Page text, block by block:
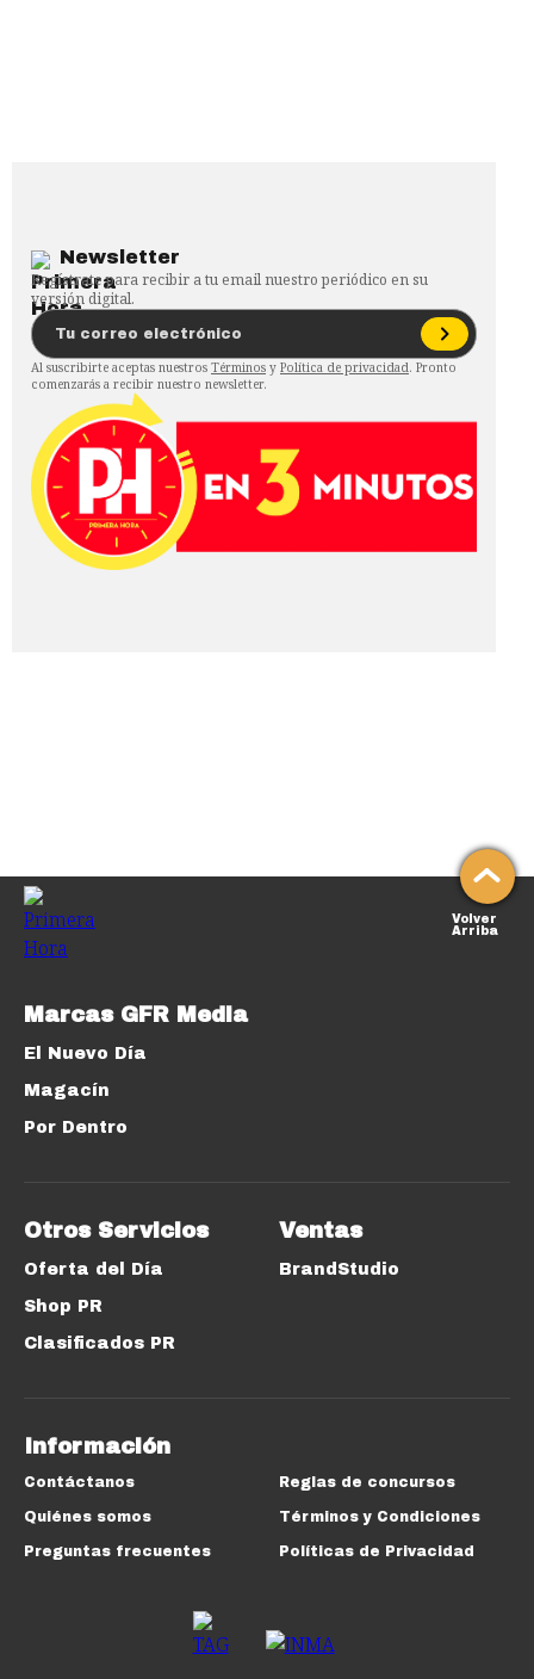
Newsletter
Regístrate para recibir a tu email nuestro periódico en su
versión digital.
Al suscribirte aceptas nuestros Términos y Política de privacidad. Pronto
comenzarás a recibir nuestro newsletter.
Volver
Arriba
Marcas GFR Media
El Nuevo Día
Magacín
Por Dentro
Otros Servicios
Oferta del Día
Shop PR
Clasificados PR
Ventas
BrandStudio
Información
Contáctanos
Quiénes somos
Preguntas frecuentes
Reglas de concursos
Términos y Condiciones
Políticas de Privacidad